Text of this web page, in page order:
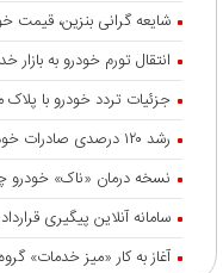
شایعه گرانی بنزین، قیمت
انتقال تورم خودرو به بازار
جزئیات تردد خودرو با پلاک
رشد ۱۲۰ درصدی صادرات خودروهای برقی چین
نسخه درمان «ناک»
سامانه آنلاین پیگیری
آغاز به کار «میز خدمات»